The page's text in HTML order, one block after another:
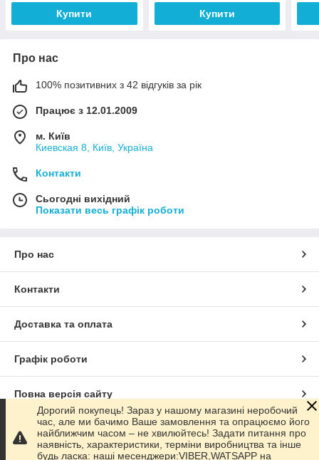
Купити Купити
Про нас
100% позитивних з 42 відгуків за рік
Працює з 12.01.2009
м. Київ
Киевская 8, Київ, Україна
Контакти
Сьогодні вихідний
Показати весь графік роботи
Про нас
Контакти
Доставка та оплата
Графік роботи
Повна версія сайту
Сайт створено на маркетплейсіProm.ua
Дорогий покупець! Зараз у нашому магазині неробочий
час, але ми бачимо Ваше замовлення та опрацюємо його
найближчим часом – не хвилюйтесь! Задати питання про
наявність, характеристики, терміни виробництва та інше
будь ласка: наші месенджери:VIBER,WATSAPP на